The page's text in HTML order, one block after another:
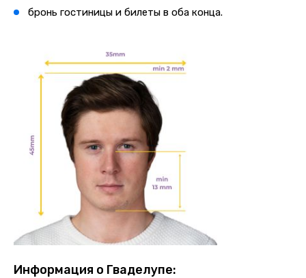
бронь гостиницы и билеты в оба конца.
Информация о Гваделупе: